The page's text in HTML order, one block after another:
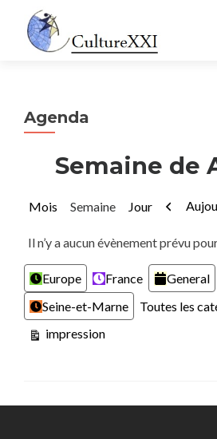
Agenda
Semaine de
Mois Semaine Jour
Il n’y a aucun évènement prévu
Catégories
Europe France General
Seine-et-Marne
Toutes les
Vue
impression